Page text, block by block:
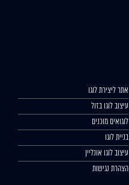
אתר ליצירת לוגו
עיצוב לוגו בזול
לוגואים מוכנים
בניית לוגו
עיצוב לוגו אונליין
הצהרת נגישות